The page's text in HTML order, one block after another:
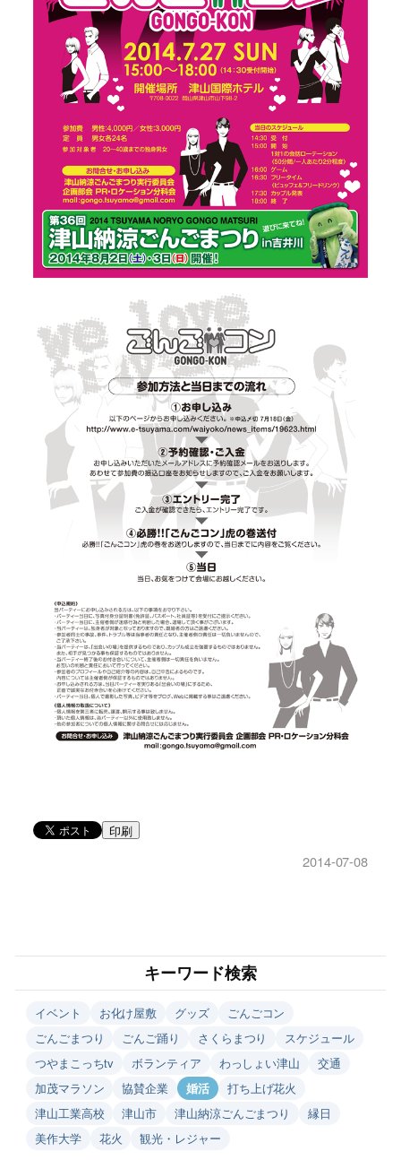
印刷
2014-07-08
キーワード検索
イベント お化け屋敷 グッズ
ごんごコン
ごんごまつり
ごんご踊り さくらまつり
スケジュール
つやまこっちtv
ボランティア わっしょい津山
交通
加茂マラソン
協賛企業 婚活
打ち上げ花火
津山工業高校
津山市 津山納涼ごんごまつり
縁日
美作大学
花火 観光・レジャー